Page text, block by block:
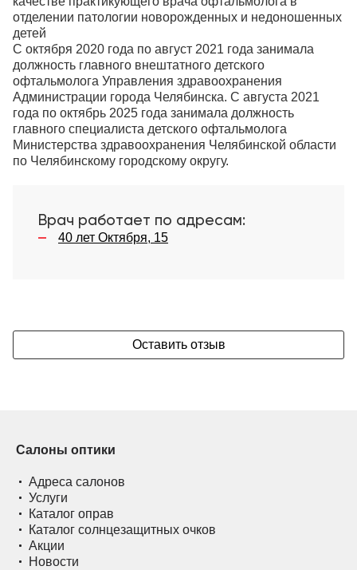
отделении патологии новорожденных и недоношенных
детей
С октября 2020 года по август 2021 года занимала
должность главного внештатного детского
офтальмолога Управления здравоохранения
Администрации города Челябинска. С августа 2021
года по октябрь 2025 года занимала должность
главного специалиста детского офтальмолога
Министерства здравоохранения Челябинской области
по Челябинскому городскому округу.
Врач работает по адресам:
40 лет Октября, 15
Оставить отзыв
Салоны оптики
Адреса салонов
Услуги
Каталог оправ
Каталог солнцезащитных очков
Акции
Новости